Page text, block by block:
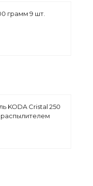
грамм 9 шт.
KODA Cristal 250